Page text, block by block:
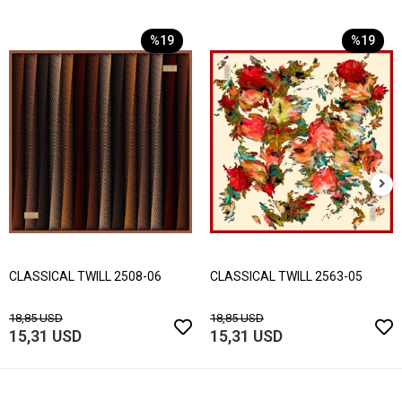
%19
CLASSICAL TWILL 2508-06
18,85 USD
15,31 USD
%19
CLASSICAL TWILL 2563-05
18,85 USD
15,31 USD